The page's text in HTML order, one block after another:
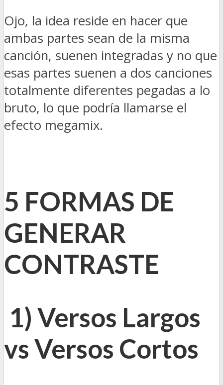
Ojo, la idea reside en hacer que
ambas partes sean de la misma
canción, suenen integradas y no que
esas partes suenen a dos canciones
totalmente diferentes pegadas a lo
bruto, lo que podría llamarse el
efecto megamix.
5 FORMAS DE
GENERAR
CONTRASTE
1) Versos Largos
vs Versos Cortos